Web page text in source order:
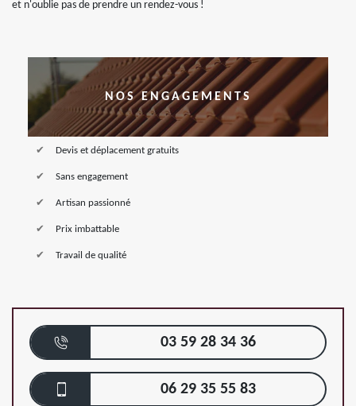
et n'oublie pas de prendre un rendez-vous !
NOS ENGAGEMENTS
Devis et déplacement gratuits
Sans engagement
Artisan passionné
Prix imbattable
Travail de qualité
03 59 28 34 36
06 29 35 55 83